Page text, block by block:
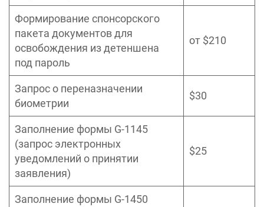
Формирование спонсорского
пакета документов для
освобождения из детеншена
под пароль
от $210
Запрос о переназначении
биометрии
$30
Заполнение формы G-1145
(запрос электронных
уведомлений о принятии
заявления)
$25
Заполнение формы G-1450